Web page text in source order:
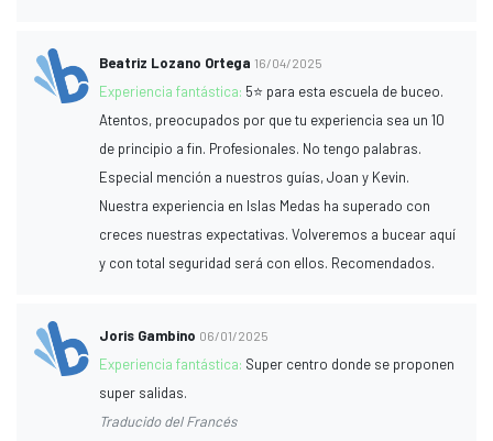
Beatriz Lozano Ortega 16/04/2025
Experiencia fantástica: 5⭐️ para esta escuela de buceo.
Atentos, preocupados por que tu experiencia sea un 10
de principio a fin. Profesionales. No tengo palabras.
Especial mención a nuestros guías, Joan y Kevin.
Nuestra experiencia en Islas Medas ha superado con
creces nuestras expectativas. Volveremos a bucear aquí
y con total seguridad será con ellos. Recomendados.
Joris Gambino 06/01/2025
Experiencia fantástica: Super centro donde se proponen
super salidas.
Traducido del Francés